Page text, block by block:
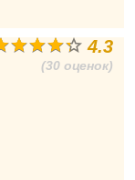
4.3
(30 оценок)